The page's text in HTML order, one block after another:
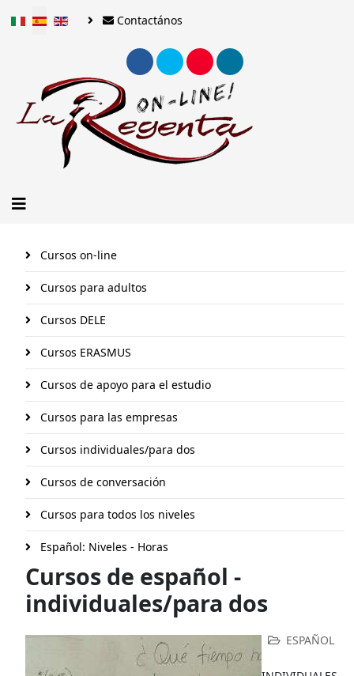
Contactános
Cursos on-line
Cursos para adultos
Cursos DELE
Cursos ERASMUS
Cursos de apoyo para el estudio
Cursos para las empresas
Cursos individuales/para dos
Cursos de conversación
Cursos para todos los niveles
Español: Niveles - Horas
Cursos de español -
individuales/para dos
ESPAÑOL